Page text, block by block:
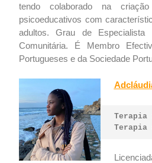
tendo colaborado na
psicoeducativos com
adultos. Grau de
Comunitária. É Membro
Portugueses e da Sociedade
Terapia